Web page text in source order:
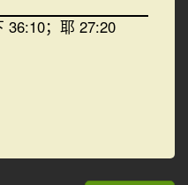
36:10；耶 27:20